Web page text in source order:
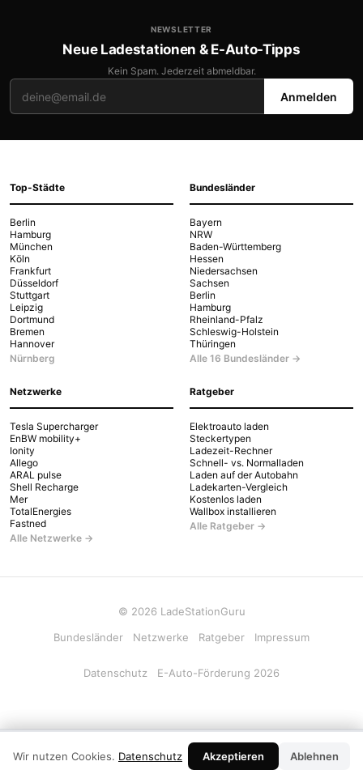
NEWSLETTER
Neue Ladestationen & E-Auto-Tipps
Kein Spam. Jederzeit abmeldbar.
Anmelden
Top-Städte
Berlin
Hamburg
München
Köln
Frankfurt
Düsseldorf
Stuttgart
Leipzig
Dortmund
Bremen
Hannover
Nürnberg
Bundesländer
Bayern
NRW
Baden-Württemberg
Hessen
Niedersachsen
Sachsen
Berlin
Hamburg
Rheinland-Pfalz
Schleswig-Holstein
Thüringen
Alle 16 Bundesländer →
Netzwerke
Tesla Supercharger
EnBW mobility+
Ionity
Allego
ARAL pulse
Shell Recharge
Mer
TotalEnergies
Fastned
Alle Netzwerke →
Ratgeber
Elektroauto laden
Steckertypen
Ladezeit-Rechner
Schnell- vs. Normalladen
Laden auf der Autobahn
Ladekarten-Vergleich
Kostenlos laden
Wallbox installieren
Alle Ratgeber →
© 2026 LadeStationGuru
Bundesländer
Netzwerke Ratgeber Impressum
Datenschutz E-Auto-Förderung 2026
Wir nutzen Cookies. Datenschutz Akzeptieren Ablehnen
Kostenlos · Offline · Kein Login
Installieren ×